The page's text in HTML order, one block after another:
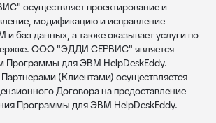
осуществляет проектирование и
модификацию и исправление
баз данных, а также оказывает услуги по
ООО "ЭДДИ СЕРВИС" является
Программы для ЭВМ HelpDeskEddy.
(Клиентами) осуществляется
Договора на предоставление
Программы для ЭВМ HelpDeskEddy.